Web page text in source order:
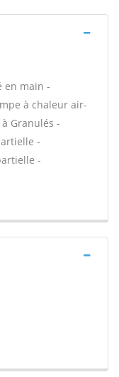
en main -
à chaleur air-
Granulés -
-
-